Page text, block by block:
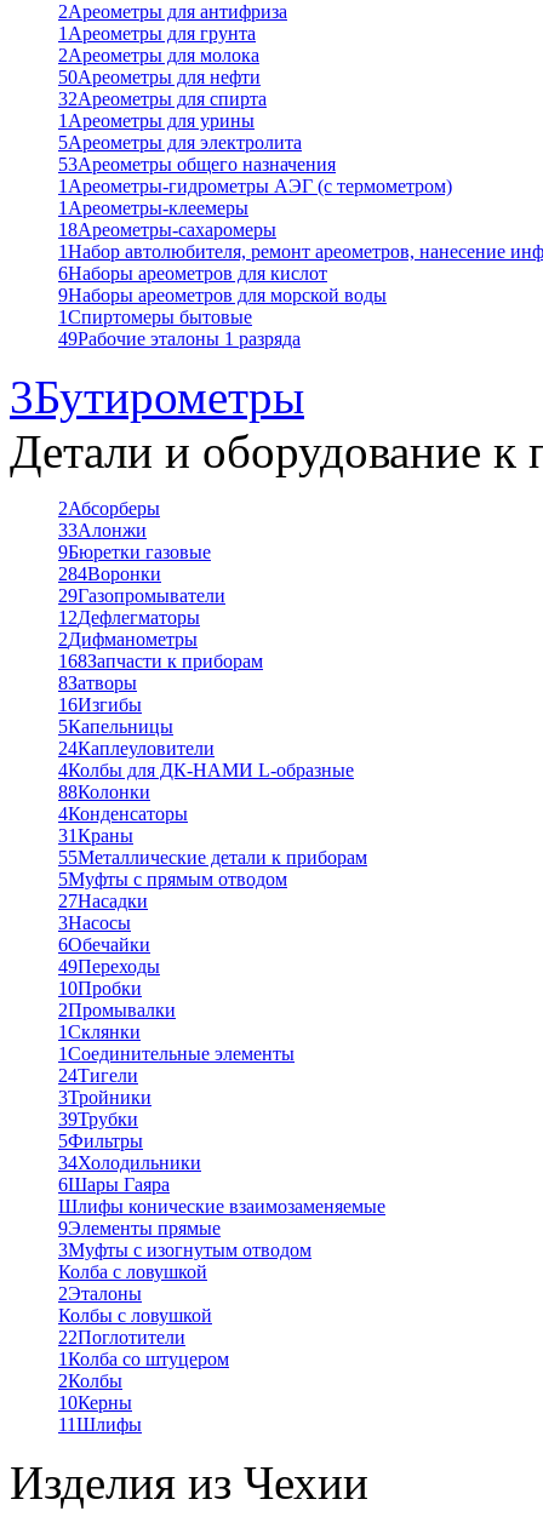
2Ареометры для антифриза
1 Ареометры для грунта
2Ареометры для молока
50Ареометры для нефти
32Ареометры для спирта
1 Ареометры для урины
5Ареометры для электролита
53Ареометры общего назначения
1 Ареометры-гидрометры АЭГ (с термометром)
1 Ареометры-клеемеры
18Ареометры-сахаромеры
1Набор автолюбителя, ремонт ареометров, нанесение
6Наборы ареометров для кислот
9Наборы ареометров для морской воды
1Спиртомеры бытовые
49Рабочие эталоны 1 разряда
3Бутирометры
Детали и оборудование к
2Абсорберы
33Алонжи
9Бюретки газовые
284Воронки
29Газопромыватели
12Дефлегматоры
2Дифманометры
168Запчасти к приборам
8Затворы
16Изгибы
5Капельницы
24Каплеуловители
4Колбы для ДК-НАМИ L-образные
88Колонки
4Конденсаторы
31Краны
55Металлические детали к приборам
5Муфты с прямым отводом
27Насадки
3Насосы
6Обечайки
49Переходы
10Пробки
2Промывалки
1Склянки
1Соединительные элементы
24Тигели
3Тройники
39Трубки
5Фильтры
34Холодильники
6Шары Гаяра
Шлифы конические взаимозаменяемые
9Элементы прямые
3Муфты с изогнутым отводом
Колба с ловушкой
2Эталоны
Колбы с ловушкой
22Поглотители
1Колба со штуцером
2Колбы
10Керны
11Шлифы
Изделия из Чехии